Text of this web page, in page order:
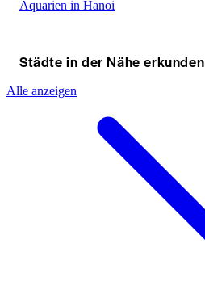
Aquarien in Hanoi
Städte in der Nähe erkunden
Alle anzeigen